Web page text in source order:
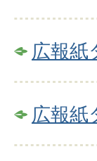
広報紙
広報紙